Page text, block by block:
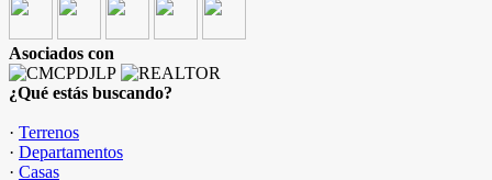
Asociados con
¿Qué estás buscando?
· Terrenos
· Departamentos
· Casas